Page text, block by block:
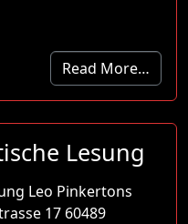
Read More…
Lesung
Leo Pinkertons
17 60489